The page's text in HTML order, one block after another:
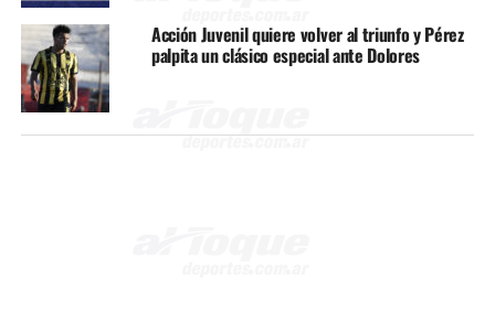
Acción Juvenil quiere volver al triunfo y Pérez
palpita un clásico especial ante Dolores